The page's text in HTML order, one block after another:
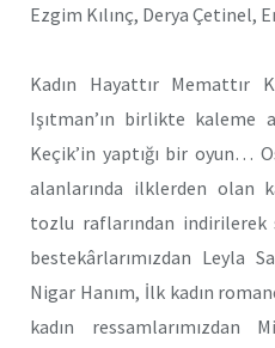
Ezgim Kılınç, Derya Çetinel,
Kadın Hayattır Memattır
Işıtman’ın birlikte kaleme
Keçik’in yaptığı bir oyun…
alanlarında ilklerden olan
tozlu raflarından indirilerek
bestekârlarımızdan Leyla
Nigar Hanım, İlk kadın
kadın